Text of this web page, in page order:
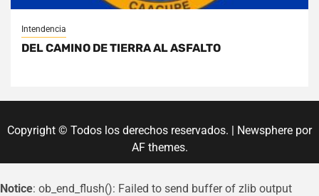
Intendencia
DEL CAMINO DE TIERRA AL ASFALTO
Copyright © Todos los derechos reservados. | Newsphere por
AF themes.
Notice: ob_end_flush(): Failed to send buffer of zlib output